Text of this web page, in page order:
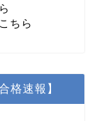
ちら
格速報】